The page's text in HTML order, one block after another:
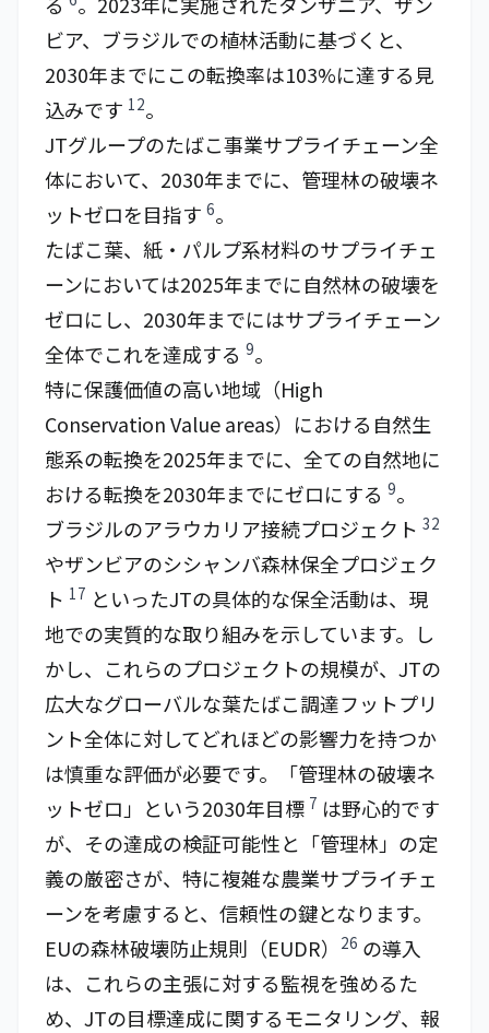
ビア、ブラジルでの植林活動に基づくと、
2030年までにこの転換率は103%に達する見
込みです 12。
JTグループのたばこ事業サプライチェーン全
体において、2030年までに、管理林の破壊ネ
ットゼロを目指す 6。
たばこ葉、紙・パルプ系材料のサプライチェ
ーンにおいては2025年までに自然林の破壊を
ゼロにし、2030年までにはサプライチェーン
全体でこれを達成する 9。
特に保護価値の高い地域（High
Conservation Value areas）における自然生
態系の転換を2025年までに、全ての自然地に
おける転換を2030年までにゼロにする 9。
ブラジルのアラウカリア接続プロジェクト 32
やザンビアのシシャンバ森林保全プロジェク
ト 17 といったJTの具体的な保全活動は、現
地での実質的な取り組みを示しています。し
かし、これらのプロジェクトの規模が、JTの
広大なグローバルな葉たばこ調達フットプリ
ント全体に対してどれほどの影響力を持つか
は慎重な評価が必要です。「管理林の破壊ネ
ットゼロ」という2030年目標 7 は野心的です
が、その達成の検証可能性と「管理林」の定
義の厳密さが、特に複雑な農業サプライチェ
ーンを考慮すると、信頼性の鍵となります。
EUの森林破壊防止規則（EUDR）
26 の導入
は、これらの主張に対する監視を強めるた
め、JTの目標達成に関するモニタリング、報